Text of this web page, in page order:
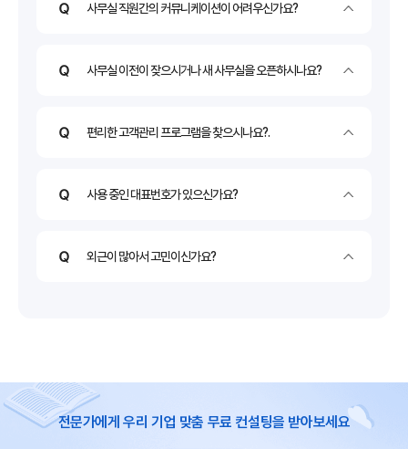
사무실 직원간의 커뮤니케이션이 어려우신가요?
사무실 이전이 잦으시거나 새 사무실을 오픈하시나요?
편리한 고객관리 프로그램을 찾으시나요?.
사용 중인 대표번호가 있으신가요?
외근이 많아서 고민이신가요?
전문가에게 우리 기업 맞춤 무료 컨설팅을 받아보세요